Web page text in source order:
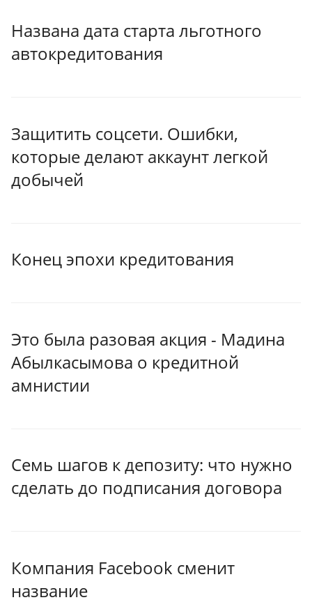
Названа дата старта льготного
автокредитования
Защитить соцсети. Ошибки,
которые делают аккаунт легкой
добычей
Конец эпохи кредитования
Это была разовая акция - Мадина
Абылкасымова о кредитной
амнистии
Семь шагов к депозиту: что нужно
сделать до подписания договора
Компания Facebook сменит
название